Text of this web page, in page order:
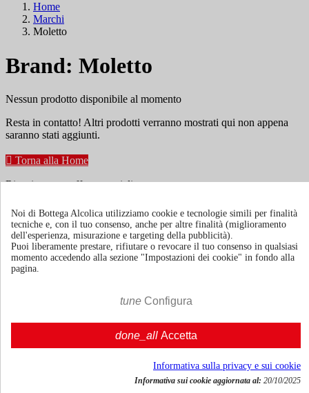
Home
Marchi
Moletto
Brand: Moletto
Nessun prodotto disponibile al momento
Resta in contatto! Altri prodotti verranno mostrati qui non appena
saranno stati aggiunti.
 Torna alla Home
Ricevi news e offerte speciali
Puoi annullare l'iscrizione in ogni momenti. A questo scopo, cerca le
info di contatto nelle note legali.
Termini e condizioni
Mostra/nascondi link chi siamo
Noi di Bottega Alcolica utilizziamo cookie e tecnologie simili per finalità
tecniche e, con il tuo consenso, anche per altre finalità (miglioramento
dell'esperienza, misurazione e targeting della pubblicità).
Puoi liberamente prestare, rifiutare o revocare il tuo consenso in qualsiasi
momento accedendo alla sezione "Impostazioni dei cookie" in fondo alla
pagina.
tune Configura
done_all Accetta
Informativa sulla privacy e sui cookie
Informativa sui cookie aggiornata al: 20/10/2025